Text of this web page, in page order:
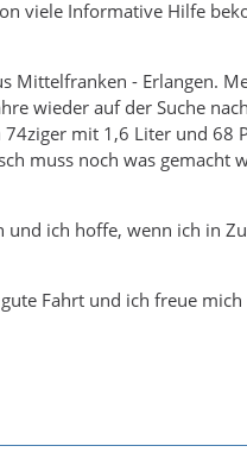
viele Informative Hilfe
Mittelfranken - Erlangen.
wieder auf der Suche
mit 1,6 Liter und
muss noch was
ich hoffe, wenn ich in
Fahrt und ich freue